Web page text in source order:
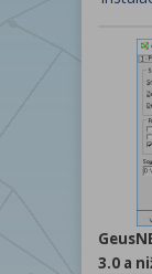
3.0 a